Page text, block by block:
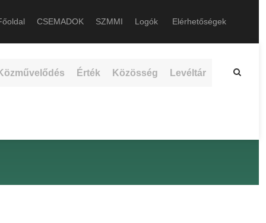
CSEMADOK SZMMI Logók Elérhetőségek
Érték Közösség Levéltár